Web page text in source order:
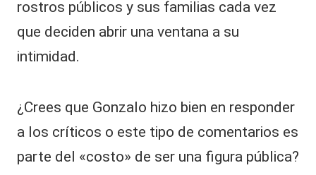
rostros públicos y sus familias cada vez
que deciden abrir una ventana a su
intimidad.
¿Crees que Gonzalo hizo bien en responder
a los críticos o este tipo de comentarios es
parte del «costo» de ser una figura pública?